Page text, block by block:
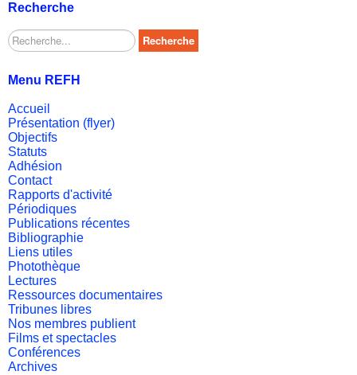
Recherche
Rechercher Recherche
Menu REFH
Accueil
Présentation (flyer)
Objectifs
Statuts
Adhésion
Contact
Rapports d'activité
Périodiques
Publications récentes
Bibliographie
Liens utiles
Photothèque
Lectures
Ressources documentaires
Tribunes libres
Nos membres publient
Films et spectacles
Conférences
Archives